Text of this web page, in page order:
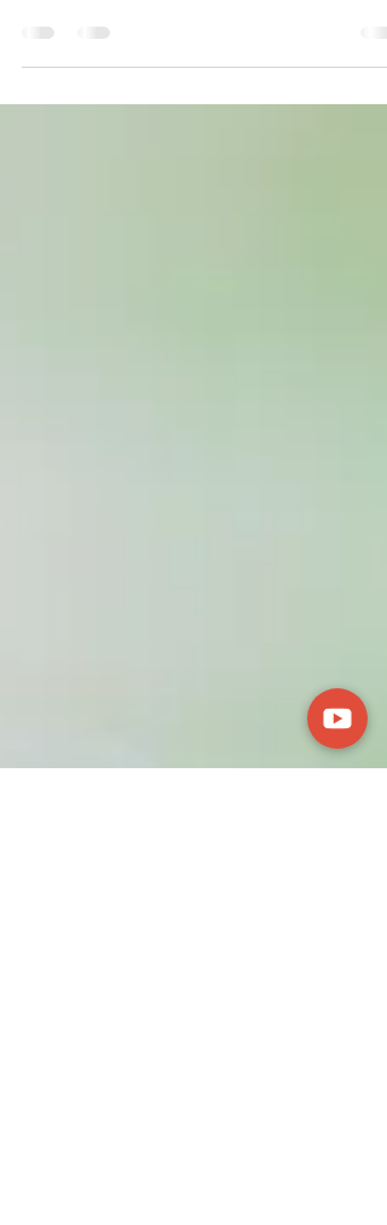
Abraham y le dijo: Deja tu patria y a tus
y a la familia de tu padre, y vete a la...